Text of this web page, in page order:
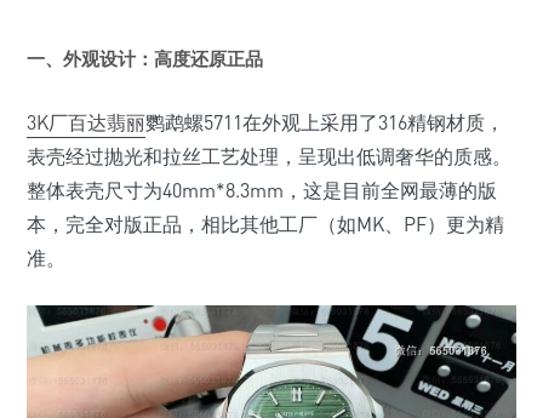
一、外观设计：高度还原正品
3K厂百达翡丽鹦鹉螺5711在外观上采用了316精钢材质，
表壳经过抛光和拉丝工艺处理，呈现出低调奢华的质感。
整体表壳尺寸为40mm*8.3mm，这是目前全网最薄的版
本，完全对版正品，相比其他工厂（如MK、PF）更为精
准。